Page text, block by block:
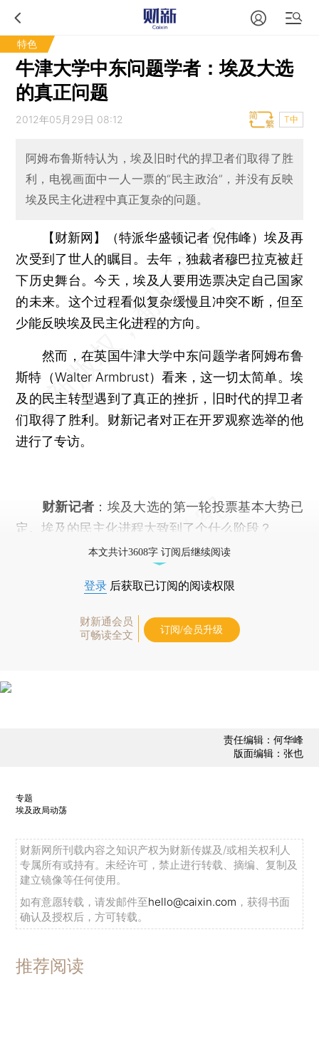
特色
牛津大学中东问题学者：埃及大选
的真正问题
2012年05月29日 08:12 T中
阿姆布鲁斯特认为，埃及旧时代的捍卫者们取得了胜
利，电视画面中一人一票的“民主政治”，并没有反映
埃及民主化进程中真正复杂的问题。
【财新网】（特派华盛顿记者 倪伟峰）埃及再
次受到了世人的瞩目。去年，独裁者穆巴拉克被赶
下历史舞台。今天，埃及人要用选票决定自己国家
的未来。这个过程看似复杂缓慢且冲突不断，但至
少能反映埃及民主化进程的方向。
然而，在英国牛津大学中东问题学者阿姆布鲁
斯特（Walter Armbrust）看来，这一切太简单。埃
及的民主转型遇到了真正的挫折，旧时代的捍卫者
们取得了胜利。财新记者对正在开罗观察选举的他
进行了专访。
财新记者 ：埃及大选的第一轮投票基本大势已
定。埃及的民主化进程大致到了个什么阶段？
本文共计3608字 订阅后继续阅读
登录 后获取已订阅的阅读权限
财新通会员
可畅读全文
订阅/会员升级
责任编辑：何华峰
版面编辑：张也
专题
埃及政局动荡
财新网所刊载内容之知识产权为财新传媒及/或相关权利人
专属所有或持有。未经许可，禁止进行转载、摘编、复制及
建立镜像等任何使用。
如有意愿转载，请发邮件至hello@caixin.com ，获得书面
确认及授权后，方可转载。
推荐阅读